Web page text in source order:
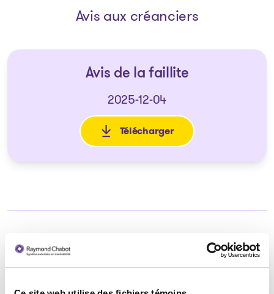
Avis aux créanciers
Avis de la faillite
2025-12-04
Télécharger
: Avis de la faillite
Syndic responsable du dossier